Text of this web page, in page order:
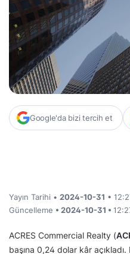
Google'da bizi tercih et
Yayın Tarihi • 2024-10-31 •
Güncelleme • 2024-10-31 •
ACRES Commercial Realty (
başına 0,24 dolar kâr